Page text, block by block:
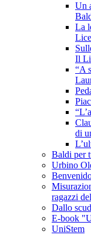
Un
La
Il
“A
di
Baldi per
Urbino
ragazzi
Dallo
E-book
UniStem